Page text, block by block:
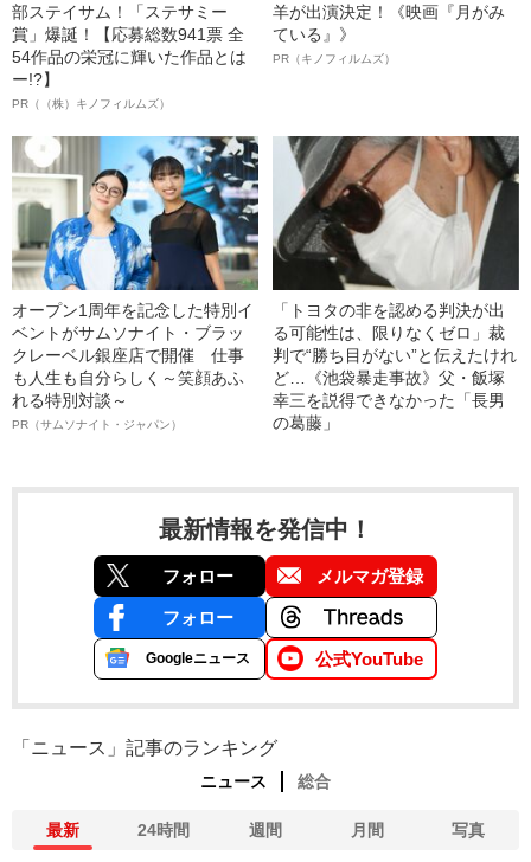
部ステイサム！「ステサミー
賞」爆誕！【応募総数941票 全
54作品の栄冠に輝いた作品とは
ー!?】
PR（（株）キノフィルムズ）
羊が出演決定！《映画『月がみ
ている』》
PR（キノフィルムズ）
オープン1周年を記念した特別イ
ベントがサムソナイト・ブラッ
クレーベル銀座店で開催 仕事
も人生も自分らしく～笑顔あふ
れる特別対談～
PR（サムソナイト・ジャパン）
「トヨタの非を認める判決が出
る可能性は、限りなくゼロ」裁
判で“勝ち目がない”と伝えたけれ
ど…《池袋暴走事故》父・飯塚
幸三を説得できなかった「長男
の葛藤」
最新情報を発信中！
フォロー メルマガ登録
フォロー
Googleニュース 公式YouTube
「ニュース」記事のランキング
ニュース 総合
最新 24時間 週間 月間 写真